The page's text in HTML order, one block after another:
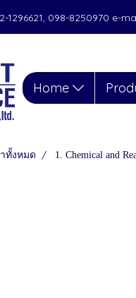
1296621, 098-8250970 e-
Home
ทั้งหมด 1. Chemical and